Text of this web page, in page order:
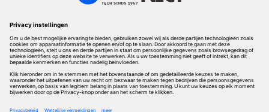
Volg ons
Redactionele partner